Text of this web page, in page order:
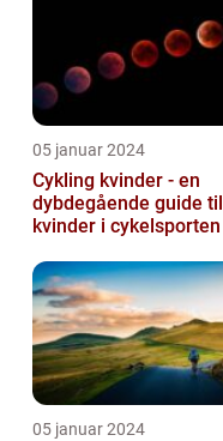
05 januar 2024
Cykling kvinder - en
dybdegående guide til
kvinder i cykelsporten
05 januar 2024